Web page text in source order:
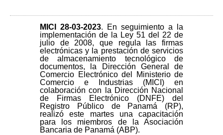
MICI 28-03-2023. En seguimiento a la
implementación de la Ley 51 del 22 de
julio de 2008, que regula las firmas
electrónicas y la prestación de servicios
de almacenamiento tecnológico de
documentos, la Dirección General de
Comercio Electrónico del Ministerio de
Comercio e Industrias (MICI) en
colaboración con la Dirección Nacional
de Firmas Electrónico (DNFE) del
Registro Público de Panamá (RP),
realizó este martes una capacitación
para los miembros de la Asociación
Bancaria de Panamá (ABP).